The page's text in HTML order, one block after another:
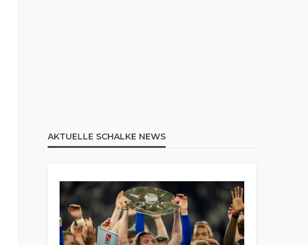
AKTUELLE SCHALKE NEWS